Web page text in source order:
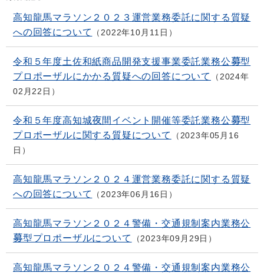
高知龍馬マラソン２０２３運営業務委託に関する質疑
への回答について
2022年10月11日
令和５年度土佐和紙商品開発支援事業委託業務公募型
プロポーザルにかかる質疑への回答について
2024年
02月22日
令和５年度高知城夜間イベント開催等委託業務公募型
プロポーザルに関する質疑について
2023年05月16
日
高知龍馬マラソン２０２４運営業務委託に関する質疑
への回答について
2023年06月16日
高知龍馬マラソン２０２４警備・交通規制案内業務公
募型プロポーザルについて
2023年09月29日
高知龍馬マラソン２０２４警備・交通規制案内業務公